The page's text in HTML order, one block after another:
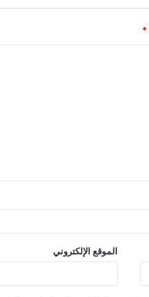
*
الموقع الإلكتروني